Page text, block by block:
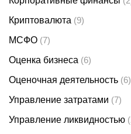
Криптовалюта (9)
МСФО (7)
Оценка бизнеса (6)
Оценочная деятельность (6)
Управление затратами (7)
Управление ликвидностью